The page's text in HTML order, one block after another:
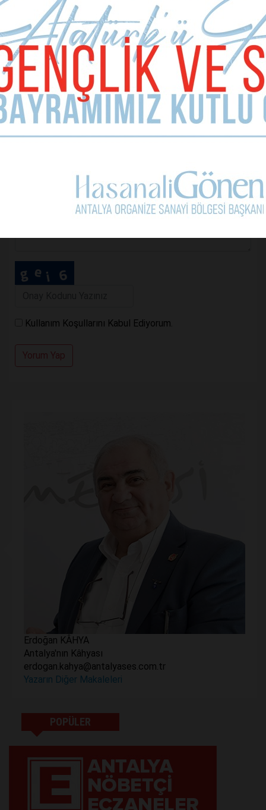
Sizde Yorum Ekleyin
İsim Soyad
E-mail Adresiniz (zorunlu değil)
Telefon (zorunlu değil)
Kullanım Koşullarını Kabul Ediyorum.
Yorum Yap
Erdoğan KÂHYA
Antalya'nın Kâhyası
erdogan.kahya@antalyases.com.tr
Yazarın Diğer Makaleleri
POPÜLER